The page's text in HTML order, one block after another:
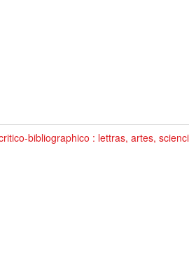
bibliographico : lettras, artes,